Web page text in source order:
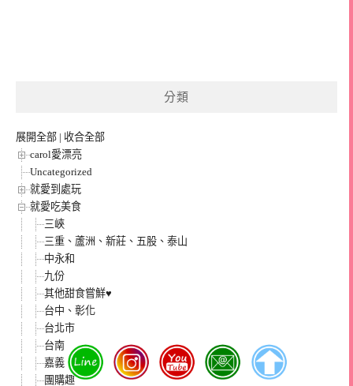
分類
展開全部 | 收合全部
carol愛漂亮
Uncategorized
就愛到處玩
就愛吃美食
三峽
三重、蘆洲、新莊、五股、泰山
中永和
九份
其他甜食嘗鮮♥
台中、彰化
台北市
台南
嘉義
團購趣